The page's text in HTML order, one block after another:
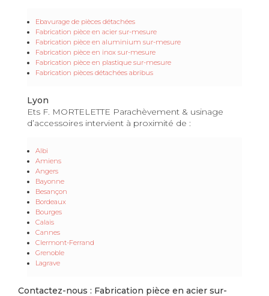
Ebavurage de pièces détachées
Fabrication pièce en acier sur-mesure
Fabrication pièce en aluminium sur-mesure
Fabrication pièce en inox sur-mesure
Fabrication pièce en plastique sur-mesure
Fabrication pièces détachées abribus
Lyon
Ets F. MORTELETTE Parachèvement & usinage
d’accessoires intervient à proximité de :
Albi
Amiens
Angers
Bayonne
Besançon
Bordeaux
Bourges
Calais
Cannes
Clermont-Ferrand
Grenoble
Lagrave
Contactez-nous : Fabrication pièce en acier sur-